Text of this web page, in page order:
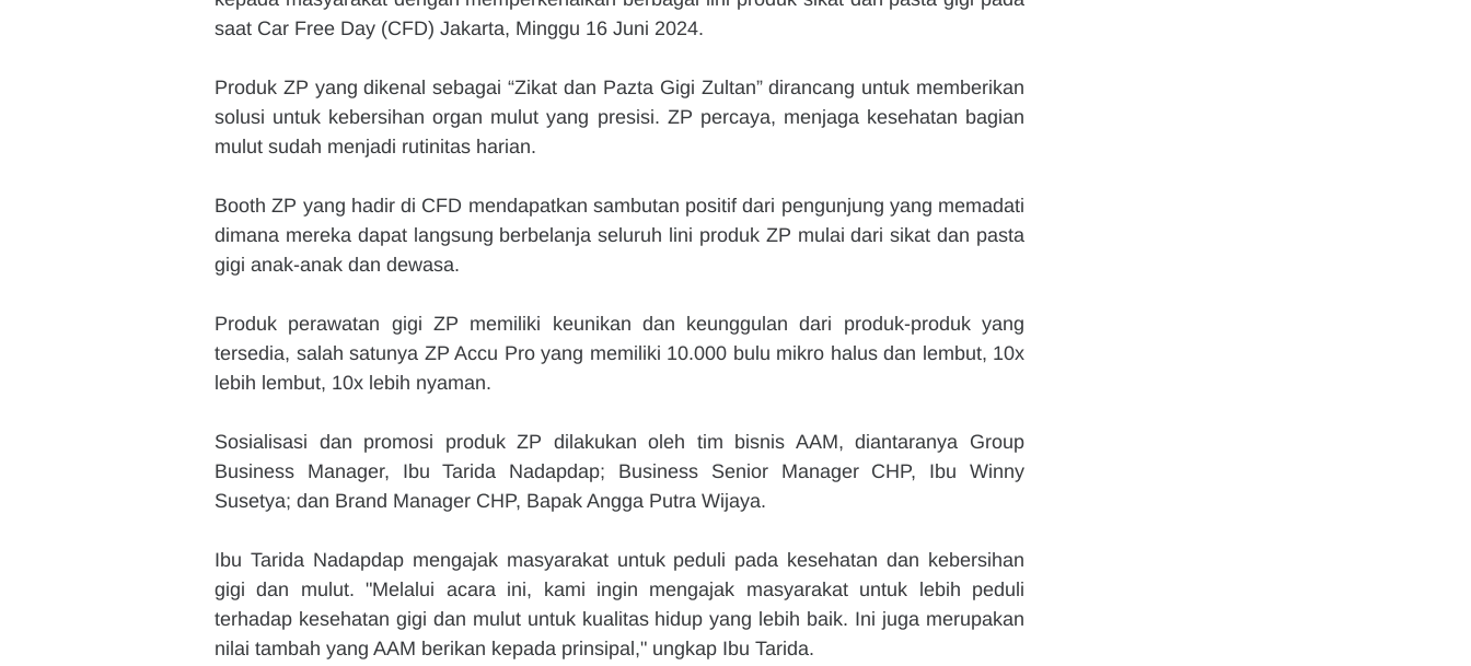
saat Car Free Day (CFD) Jakarta, Minggu 16 Juni 2024.
Produk ZP yang dikenal sebagai “Zikat dan Pazta Gigi Zultan” dirancang untuk memberikan
solusi untuk kebersihan organ mulut yang presisi. ZP percaya, menjaga kesehatan bagian
mulut sudah menjadi rutinitas harian.
Booth ZP yang hadir di CFD mendapatkan sambutan positif dari pengunjung yang memadati
dimana mereka dapat langsung berbelanja seluruh lini produk ZP mulai dari sikat dan pasta
gigi anak-anak dan dewasa.
Produk perawatan gigi ZP memiliki keunikan dan keunggulan dari produk-produk yang
tersedia, salah satunya ZP Accu Pro yang memiliki 10.000 bulu mikro halus dan lembut, 10x
lebih lembut, 10x lebih nyaman.
Sosialisasi dan promosi produk ZP dilakukan oleh tim bisnis AAM, diantaranya Group
Business Manager, Ibu Tarida Nadapdap; Business Senior Manager CHP, Ibu Winny
Susetya; dan Brand Manager CHP, Bapak Angga Putra Wijaya.
Ibu Tarida Nadapdap mengajak masyarakat untuk peduli pada kesehatan dan kebersihan
gigi dan mulut. "Melalui acara ini, kami ingin mengajak masyarakat untuk lebih peduli
terhadap kesehatan gigi dan mulut untuk kualitas hidup yang lebih baik. Ini juga merupakan
nilai tambah yang AAM berikan kepada prinsipal," ungkap Ibu Tarida.